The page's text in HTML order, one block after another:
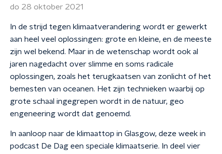
do 28 oktober 2021
In de strijd tegen klimaatverandering wordt er gewerkt
aan heel veel oplossingen: grote en kleine, en de meeste
zijn wel bekend. Maar in de wetenschap wordt ook al
jaren nagedacht over slimme en soms radicale
oplossingen, zoals het terugkaatsen van zonlicht of het
bemesten van oceanen. Het zijn technieken waarbij op
grote schaal ingegrepen wordt in de natuur, geo
engeneering wordt dat genoemd.
In aanloop naar de klimaattop in Glasgow, deze week in
podcast De Dag een speciale klimaatserie. In deel vier